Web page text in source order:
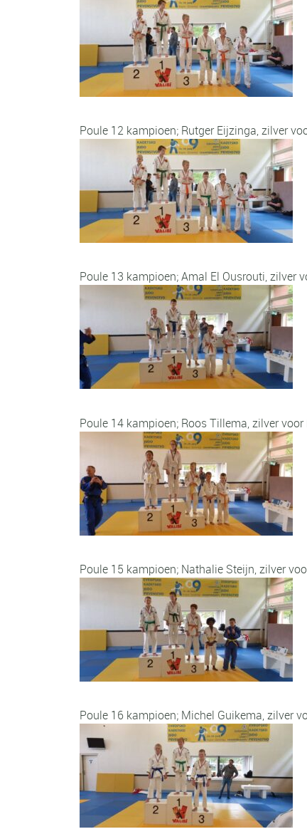
Poule 12 kampioen; Rutger Eijzinga, zilver
Poule 13 kampioen; Amal El Ousrouti, zilver
Poule 14 kampioen; Roos Tillema, zilver
Poule 15 kampioen; Nathalie Steijn, zilver
Poule 16 kampioen; Michel Guikema, zilver